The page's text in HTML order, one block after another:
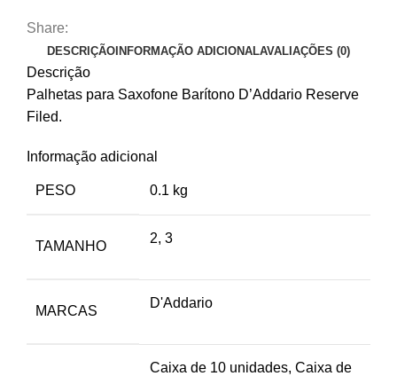
Share:
DESCRIÇÃO INFORMAÇÃO ADICIONALAVALIAÇÕES (0)
Descrição
Palhetas para Saxofone Barítono D’Addario Reserve
Filed.
Informação adicional
PESO 0.1 kg
TAMANHO
2, 3
MARCAS
D'Addario
Caixa de 10 unidades, Caixa de